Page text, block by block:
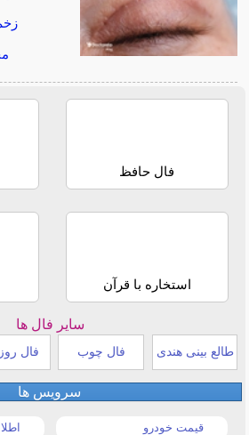
فال حافظ
استخاره با قرآن
سایر فال ها
طالع بینی هندی فال چوب فال
سرویس ها
قیمت خودرو